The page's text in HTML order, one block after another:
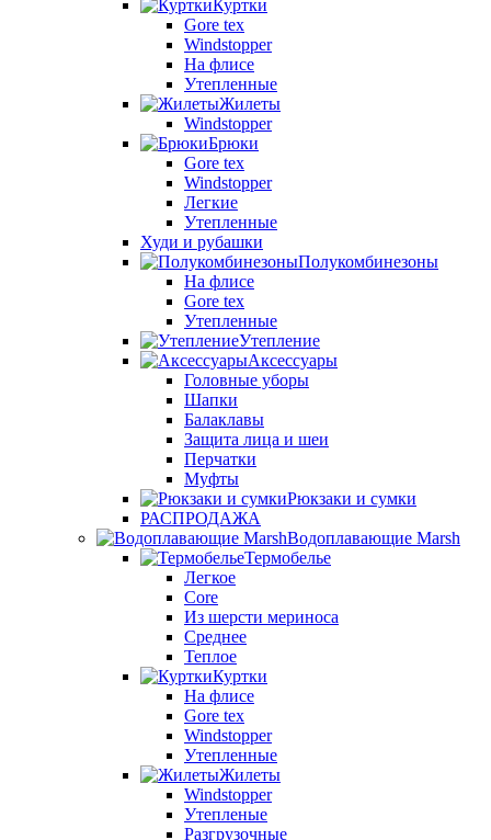
Куртки
Gore tex
Windstopper
На флисе
Утепленные
Жилеты
Windstopper
Брюки
Gore tex
Windstopper
Легкие
Утепленные
Худи и рубашки
Полукомбинезоны
На флисе
Gore tex
Утепленные
Утепление
Аксессуары
Головные уборы
Шапки
Балаклавы
Защита лица и шеи
Перчатки
Муфты
Рюкзаки и сумки
РАСПРОДАЖА
Водоплавающие Marsh
Термобелье
Легкое
Core
Из шерсти мериноса
Среднее
Теплое
Куртки
На флисе
Gore tex
Windstopper
Утепленные
Жилеты
Windstopper
Утепленые
Разгрузочные